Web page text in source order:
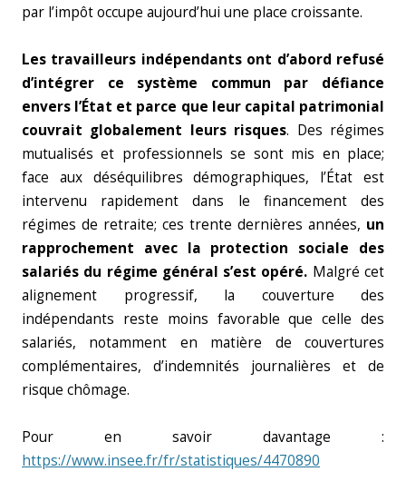
par l’impôt occupe aujourd’hui une place croissante.
Les travailleurs indépendants ont d’abord refusé
d’intégrer ce système commun par défiance
envers l’État et parce que leur capital patrimonial
couvrait globalement leurs risques. Des régimes
mutualisés et professionnels se sont mis en place;
face aux déséquilibres démographiques, l’État est
intervenu rapidement dans le financement des
régimes de retraite; ces trente dernières années, un
rapprochement avec la protection sociale des
salariés du régime général s’est opéré. Malgré cet
alignement progressif, la couverture des
indépendants reste moins favorable que celle des
salariés, notamment en matière de couvertures
complémentaires, d’indemnités journalières et de
risque chômage.
Pour en savoir davantage :
https://www.insee.fr/fr/statistiques/4470890